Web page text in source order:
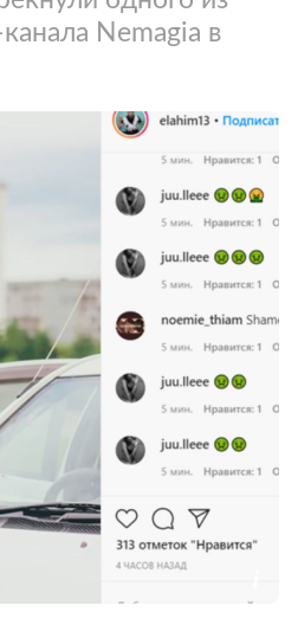
Nemagia в